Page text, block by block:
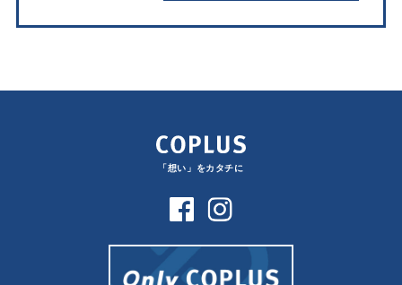
「想い」をカタチに